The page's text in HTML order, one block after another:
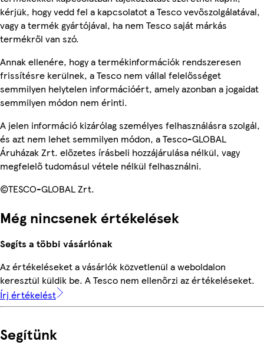
kérjük, hogy vedd fel a kapcsolatot a Tesco vevőszolgálatával,
vagy a termék gyártójával, ha nem Tesco saját márkás
termékről van szó.
Annak ellenére, hogy a termékinformációk rendszeresen
frissítésre kerülnek, a Tesco nem vállal felelősséget
semmilyen helytelen információért, amely azonban a jogaidat
semmilyen módon nem érinti.
A jelen információ kizárólag személyes felhasználásra szolgál,
és azt nem lehet semmilyen módon, a Tesco-GLOBAL
Áruházak Zrt. előzetes írásbeli hozzájárulása nélkül, vagy
megfelelő tudomásul vétele nélkül felhasználni.
©TESCO-GLOBAL Zrt.
Még nincsenek értékelések
Segíts a többi vásárlónak
Az értékeléseket a vásárlók közvetlenül a weboldalon
keresztül küldik be. A Tesco nem ellenőrzi az értékeléseket.
Írj értékelést
Segítünk